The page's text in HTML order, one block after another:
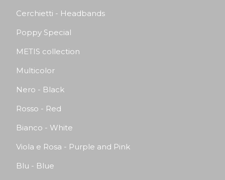
Cerchietti - Headbands
Poppy Special
METIS collection
Multicolor
Nero - Black
Rosso - Red
Bianco - White
Viola e Rosa - Purple and Pink
Blu - Blue